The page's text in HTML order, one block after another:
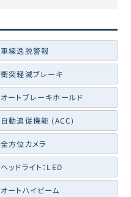
車線逸脱警報
衝突軽減ブレーキ
オートブレーキホールド
自動追従機能 (ACC)
全方位カメラ
ヘッドライト：LED
オートハイビーム